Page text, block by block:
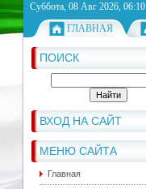
Суббота, 08 Авг 2026, 06:10
ГЛАВНАЯ
ПОИСК
ВХОД НА САЙТ
МЕНЮ САЙТА
Главная